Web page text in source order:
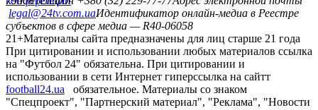
legal@24tv.com.uaИдентификатор онлайн-медиа в Реестре
субъектов в сфере медиа — R40-06058
21+Материалы сайта предназначены для лиц старше 21 года
При цитировании и использовании любых материалов ссылка
на "Футбол 24" обязательна. При цитировании и
использовании в сети Интернет гиперссылка на сайтт
football24.ua
обязательное. Материалы со знаком
"Спецпроект", "Партнерский материал", "Реклама", "Новости